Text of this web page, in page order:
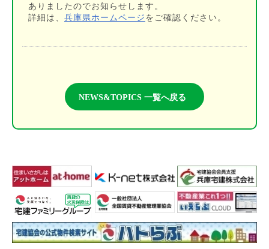
ありましたのでお知らせします。
詳細は、 兵庫県ホームページ をご確認ください。
NEWS&TOPICS 一覧へ戻る